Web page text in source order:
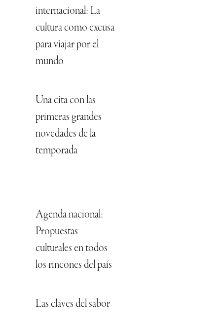
internacional: La
cultura como excusa
para viajar por el
mundo
Una cita con las
primeras grandes
novedades de la
temporada
Agenda nacional:
Propuestas
culturales en todos
los rincones del país
Las claves del sabor